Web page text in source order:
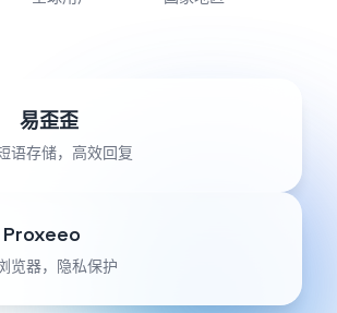
易歪歪
语存储，高效回复
Proxeeo
览器，隐私保护